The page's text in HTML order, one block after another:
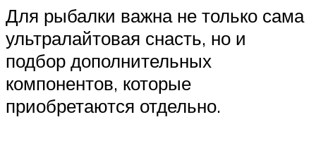
Для рыбалки важна не только сама
ультралайтовая снасть, но и
подбор дополнительных
компонентов, которые
приобретаются отдельно.